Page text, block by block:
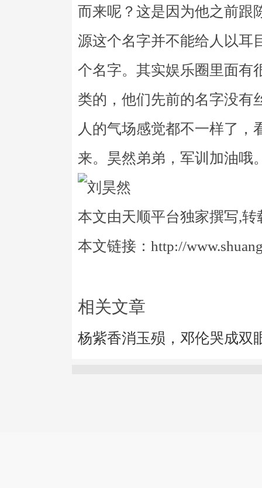
而来呢？这是因为他之前跟
源这个名字并不能给人以耳
个名字。其实娱乐圈里面有
类的，他们先前的名字没有
人的气场感觉都不一样了，
来。昊然弟弟，军训加油哦
本文由天顺平台独家撰写,转
本文链接：http://
相关文章
杨紫香消玉殒，邓伦哭成双